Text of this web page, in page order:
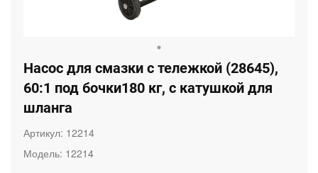
Насос для смазки с тележкой (28645),
60:1 под бочки180 кг, с катушкой для
шланга
Артикул: 12214
Модель: 12214